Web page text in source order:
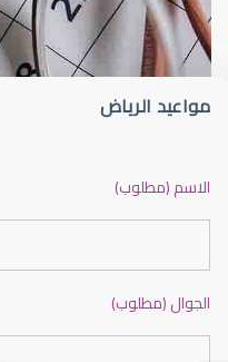
مواعيد الرياض
الاسم (مطلوب)
الجوال (مطلوب)